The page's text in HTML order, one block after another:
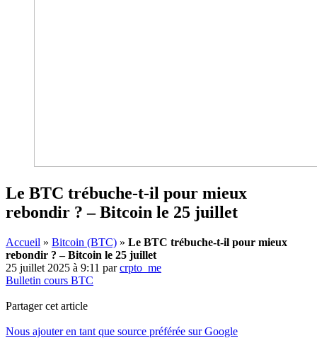
Le BTC trébuche-t-il pour mieux
rebondir ? – Bitcoin le 25 juillet
Accueil » Bitcoin (BTC) » Le BTC trébuche-t-il pour mieux
rebondir ? – Bitcoin le 25 juillet
25 juillet 2025 à 9:11 parcrpto_me
Bulletin cours BTC
Partager cet article
Nous ajouter en tant que source préférée sur Google